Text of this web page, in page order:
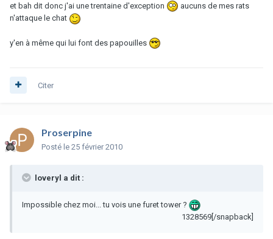
et bah dit donc j'ai une trentaine d'exception
aucuns de mes rats
n'attaque le chat
y'en à même qui lui font des papouilles
Citer
Proserpine
Posté le 25 février 2010
loveryl a dit :
Impossible chez moi... tu vois une furet tower ?
1328569[/snapback]